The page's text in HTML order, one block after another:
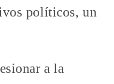
políticos, un
a la